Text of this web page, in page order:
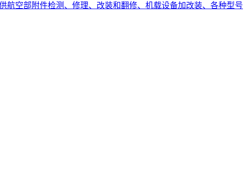
航空部附件检测、修理、改装和翻修、机载设备加改装、各种型号